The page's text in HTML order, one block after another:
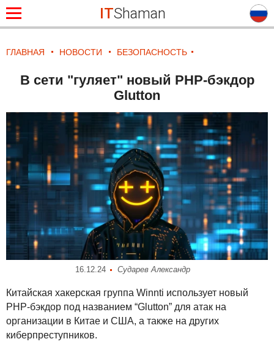
ITShaman
ГЛАВНАЯ НОВОСТИ БЕЗОПАСНОСТЬ
В сети "гуляет" новый PHP-бэкдор
Glutton
16.12.24 Сударев Александр
Китайская хакерская группа Winnti использует новый
PHP-бэкдор под названием “Glutton” для атак на
организации в Китае и США, а также на других
киберпреступников.